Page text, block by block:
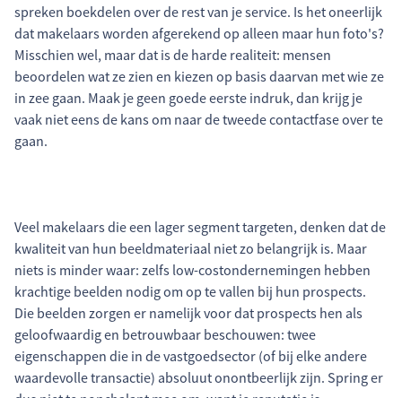
spreken boekdelen over de rest van je service. Is het oneerlijk
dat makelaars worden afgerekend op alleen maar hun foto's?
Misschien wel, maar dat is de harde realiteit: mensen
beoordelen wat ze zien en kiezen op basis daarvan met wie ze
in zee gaan. Maak je geen goede eerste indruk, dan krijg je
vaak niet eens de kans om naar de tweede contactfase over te
gaan.
Veel makelaars die een lager segment targeten, denken dat de
kwaliteit van hun beeldmateriaal niet zo belangrijk is. Maar
niets is minder waar: zelfs low-costondernemingen hebben
krachtige beelden nodig om op te vallen bij hun prospects.
Die beelden zorgen er namelijk voor dat prospects hen als
geloofwaardig en betrouwbaar beschouwen: twee
eigenschappen die in de vastgoedsector (of bij elke andere
waardevolle transactie) absoluut onontbeerlijk zijn. Spring er